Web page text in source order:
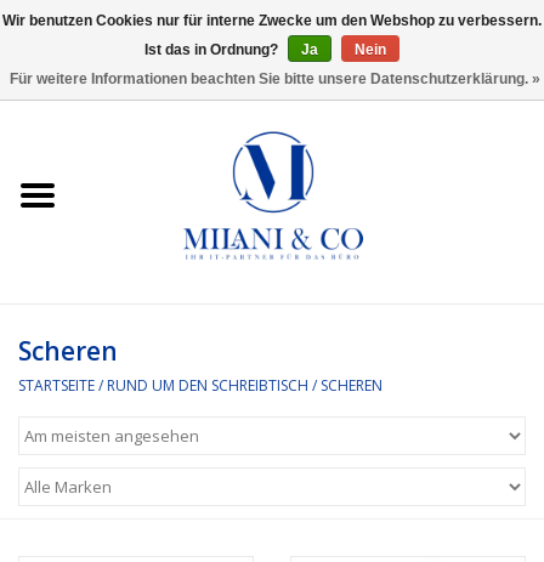
Bürobedarf
Ordnen und Registrieren
Rund um den Schreibtisch
Scheren
STARTSEITE/ RUND UM DEN SCHREIBTISCH / SCHEREN
Wir benutzen Cookies nur für interne Zwecke um den Webshop zu verbessern.
Ist das in Ordnung?
Ja
Nein
Für weitere Informationen beachten Sie bitte unsere Datenschutzerklärung. »